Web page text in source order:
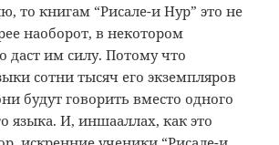
то книгам “Рисале-и Нур” это не
наоборот, в некотором
даст им силу. Потому что
сотни тысяч его экземпляров
будут говорить вместо одного
языка. И, иншааллах, как это